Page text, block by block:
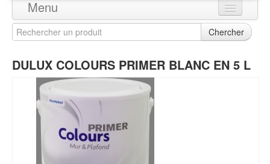
Menu
Accueil
Marques
Promotions
Brochures & Tarifs
Actualités
Chercher
DULUX COLOURS PRIMER BLANC EN 5 L